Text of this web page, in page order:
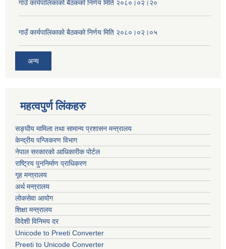
गाउँ कार्यपालिकाको बैठकको निर्णय मिति २०८०।०२।२०
गाउँ कार्यपालिकाको बैठकको निर्णय मिति २०८०।०२।०५
अन्य
महत्वपुर्ण लिंकहरु
सङ्घीय मामिला तथा सामान्य प्रशासन मन्त्रालय
केन्द्रीय पन्जिकरण विभाग
नेपाल सरकारको आधिकारीक पोर्टल
राष्ट्रिय पुननिर्माण प्राधिकरण
गृह मन्त्रालय
अर्थ मन्त्रालय
लोकसेवा आयोग
शिक्षा मन्त्रालय
विदेशी विनिमय दर
Unicode to Preeti Converter
Preeti to Unicode Converter